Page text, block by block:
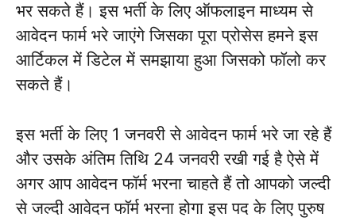
भर सकते हैं। इस भर्ती के लिए ऑफलाइन माध्यम से
आवेदन फार्म भरे जाएंगे जिसका पूरा प्रोसेस हमने इस
आर्टिकल में डिटेल में समझाया हुआ जिसको फॉलो कर
सकते हैं।
इस भर्ती के लिए 1 जनवरी से आवेदन फार्म भरे जा रहे हैं
और उसके अंतिम तिथि 24 जनवरी रखी गई है ऐसे में
अगर आप आवेदन फॉर्म भरना चाहते हैं तो आपको जल्दी
से जल्दी आवेदन फॉर्म भरना होगा इस पद के लिए पुरुष